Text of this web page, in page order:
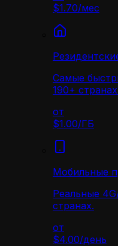
$1.70/мес
Самые
190+
от
$1.00/ГБ
Мобильные
Реальные
странах.
от
$4.00/день